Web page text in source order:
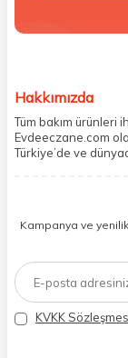
Hakkımızda
Tüm bakım ürünleri
Evdeeczane.com
Türkiye’de ve
paketliyoruz.
müşteri
2017 yılından
doğrudan
distribütörlerinden
aynı şekilde
Paketleme
atık oranımızı en
Kampanya ve
KVKK